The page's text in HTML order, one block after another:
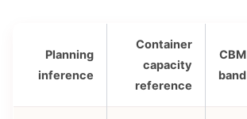
CBM
band
Container
capacity
reference
Planning
inference